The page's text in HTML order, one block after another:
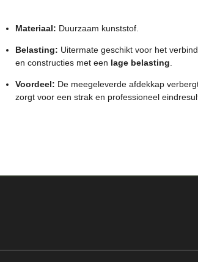
Materiaal: Duurzaam kunststof.
Belasting: Uitermate geschikt voor het
en constructies met een lage belasting.
Voordeel: De meegeleverde afdekkap
zorgt voor een strak en professioneel